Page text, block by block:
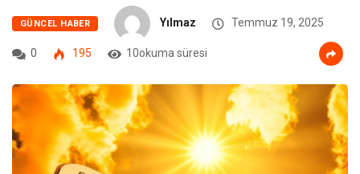
GÜNCEL HABER Yılmaz Temmuz 19, 2025
0 195 10okuma süresi